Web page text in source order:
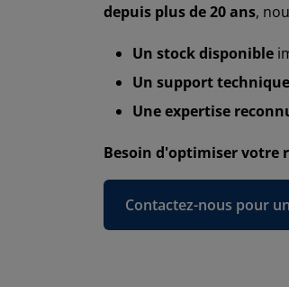
depuis plus de 20 ans,
Un stock disponible
Un support
Une expertise
Besoin d'optimiser votre
Contactez-nous pour